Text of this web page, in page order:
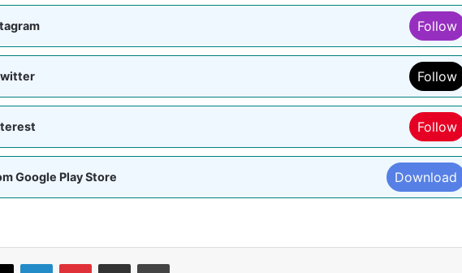
Follow
Follow
Follow
Google Play Store Download
X LinkedInPinterestShare via Email Print